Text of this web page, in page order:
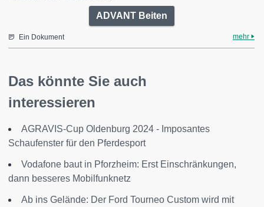
ADVANT Beiten
Ein Dokument mehr
Das könnte Sie auch
interessieren
AGRAVIS-Cup Oldenburg 2024 - Imposantes
Schaufenster für den Pferdesport
Vodafone baut in Pforzheim: Erst Einschränkungen,
dann besseres Mobilfunknetz
Ab ins Gelände: Der Ford Tourneo Custom wird mit